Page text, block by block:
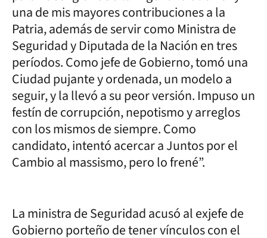
una de mis mayores contribuciones a la
Patria, además de servir como Ministra de
Seguridad y Diputada de la Nación en tres
períodos. Como jefe de Gobierno, tomó una
Ciudad pujante y ordenada, un modelo a
seguir, y la llevó a su peor versión. Impuso un
festín de corrupción, nepotismo y arreglos
con los mismos de siempre. Como
candidato, intentó acercar a Juntos por el
Cambio al massismo, pero lo frené”.
La ministra de Seguridad acusó al exjefe de
Gobierno porteño de tener vínculos con el